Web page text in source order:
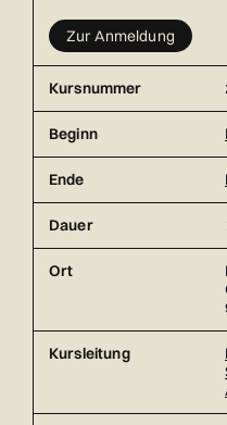
Zur Anmeldung
Kursnummer
Beginn
Ende
Dauer
Ort
Kursleitung